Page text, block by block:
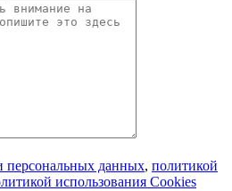
персональных данных, политикой
использования Cookies